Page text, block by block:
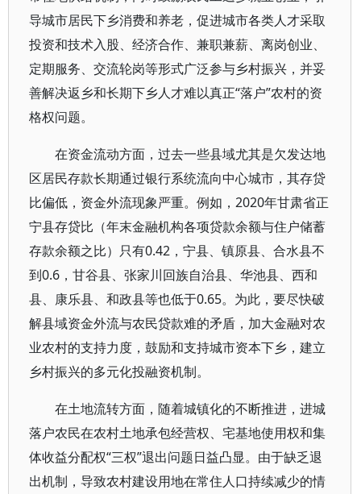
导城市居民下乡消费和养老，促进城市各类人才采取
投资和技术入股、经济合作、兼职兼薪、离岗创业、
定期服务、交流轮岗等形式广泛参与乡村振兴，并妥
善解决返乡和长期下乡人才难以真正“落户”农村的资
格权问题。
在资金流动方面，过去一些县域尤其是欠发达地
区居民存款长期通过银行系统流向中心城市，其存贷
比偏低，资金外流现象严重。例如，2020年甘肃省正
宁县存贷比（年末金融机构各项贷款余额与住户储蓄
存款余额之比）只有0.42，宁县、镇原县、合水县不
到0.6，甘谷县、张家川回族自治县、华池县、西和
县、康乐县、和政县等也低于0.65。为此，要尽快破
解县域资金外流与农民贷款难的矛盾，加大金融对农
业农村的支持力度，鼓励和支持城市资本下乡，建立
乡村振兴的多元化投融资机制。
在土地流转方面，随着城镇化的不断推进，进城
落户农民在农村土地承包经营权、宅基地使用权和集
体收益分配权“三权”退出问题日益凸显。由于缺乏退
出机制，导致农村建设用地在常住人口持续减少的情